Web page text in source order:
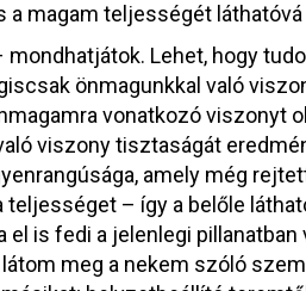
a magam teljességét
Lehet, hogy
önmagunkkal való
vonatkozó viszonyt
viszony tisztaságát
amely még
teljességet – így a belőle
el is fedi a jelenlegi
meg a nekem szóló